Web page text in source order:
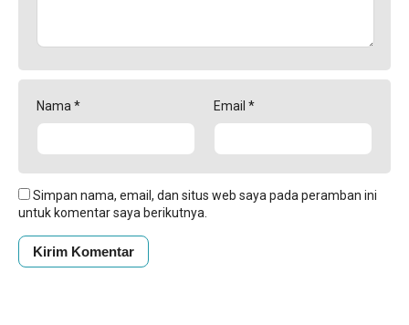
Nama * Email *
Simpan nama, email, dan situs web saya pada peramban ini
untuk komentar saya berikutnya.